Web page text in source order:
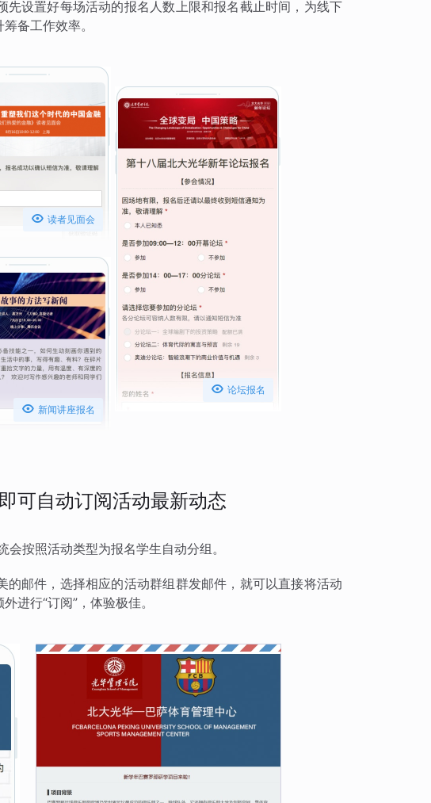
设置好每场活动的报名人数上限和报名截止时间，为线下
备工作效率。
 读者见面会
 新闻讲座报名
 论坛报名
可自动订阅活动最新动态
按照活动类型为报名学生自动分组。
邮件，选择相应的活动群组群发邮件，就可以直接将活动
进行“订阅”，体验极佳。